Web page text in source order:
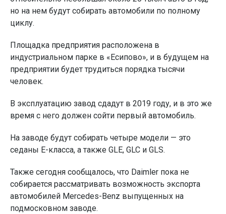
но на нем будут собирать автомобили по полному
циклу.
Площадка предприятия расположена в
индустриальном парке в «Есипово», и в будущем на
предприятии будет трудиться порядка тысячи
человек.
В эксплуатацию завод сдадут в 2019 году, и в это же
время с него должен сойти первый автомобиль.
На заводе будут собирать четыре модели — это
седаны E-класса, а также GLE, GLC и GLS.
Также сегодня сообщалось, что Daimler пока не
собирается рассматривать возможность экспорта
автомобилей Mercedes-Benz выпущенных на
подмосковном заводе.